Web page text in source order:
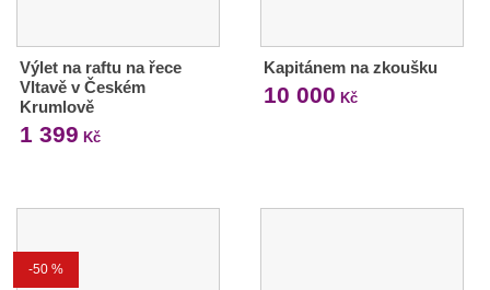
Výlet na raftu na řece
Vltavě v Českém
Krumlově
1 399 Kč
Kapitánem na zkoušku
10 000 Kč
-50 %